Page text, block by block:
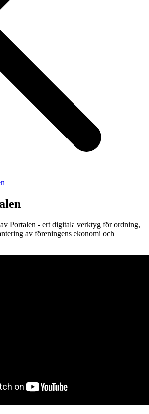
Portalen - ert digitala verktyg för ordning,
av föreningens ekonomi och